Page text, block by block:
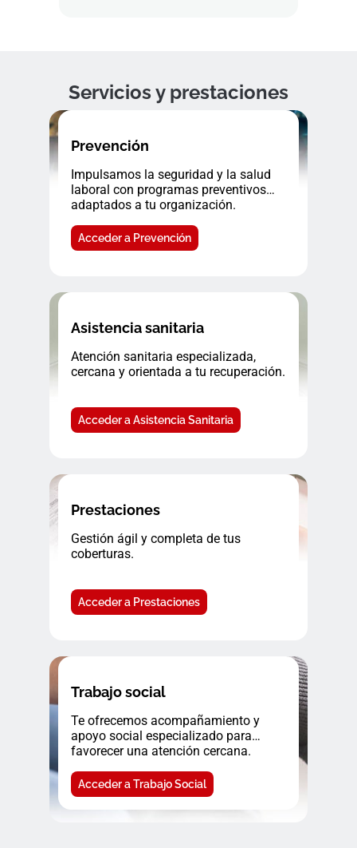
Servicios y prestaciones
Prevención
Impulsamos la seguridad y la salud
laboral con programas preventivos
adaptados a tu organización.
Acceder a Prevención
Asistencia sanitaria
Atención sanitaria especializada,
cercana y orientada a tu recuperación.
Acceder a Asistencia Sanitaria
Prestaciones
Gestión ágil y completa de tus
coberturas.
Acceder a Prestaciones
Trabajo social
Te ofrecemos acompañamiento y
apoyo social especializado para
favorecer una atención cercana.
Acceder a Trabajo Social